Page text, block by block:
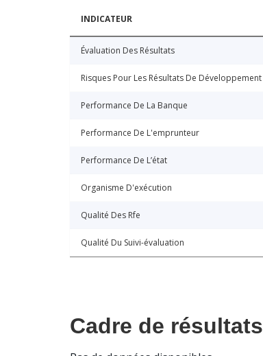
INDICATEUR
Évaluation Des Résultats
Risques Pour Les Résultats De Développement
Performance De La Banque
Performance De L'emprunteur
Performance De L’état
Organisme D'exécution
Qualité Des Rfe
Qualité Du Suivi-évaluation
Cadre de résultats